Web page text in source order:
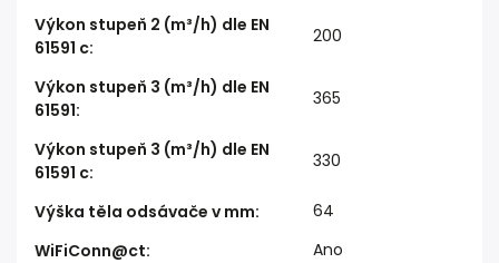
Výkon stupeň 2 (m³/h) dle EN
61591 c:
200
Výkon stupeň 3 (m³/h) dle EN
61591:
365
Výkon stupeň 3 (m³/h) dle EN
61591 c:
330
Výška těla odsávače v mm:
64
WiFiConn@ct:
Ano